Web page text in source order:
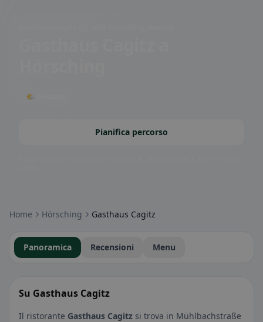
🌤 Terrazza
Pianifica percorso
Home Hörsching Gasthaus Cagitz
Panoramica Recensioni Menu
Su Gasthaus Cagitz
Il ristorante Gasthaus Cagitz si trova in Mühlbachstraße